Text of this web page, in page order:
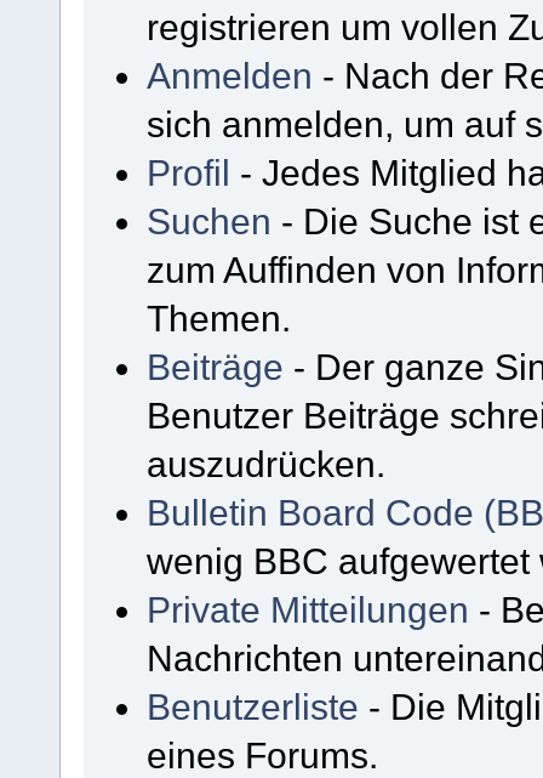
registrieren um vollen
Anmelden - Nach der
sich anmelden, um auf
Profil - Jedes Mitglied
Suchen - Die Suche ist
zum Auffinden von
Themen.
Beiträge - Der ganze
Benutzer Beiträge
auszudrücken.
Bulletin Board Code
wenig BBC aufgewertet
Private Mitteilungen -
Nachrichten
Benutzerliste - Die
eines Forums.